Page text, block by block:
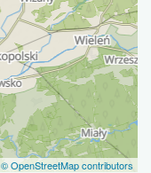
© OpenStreetMap contributors